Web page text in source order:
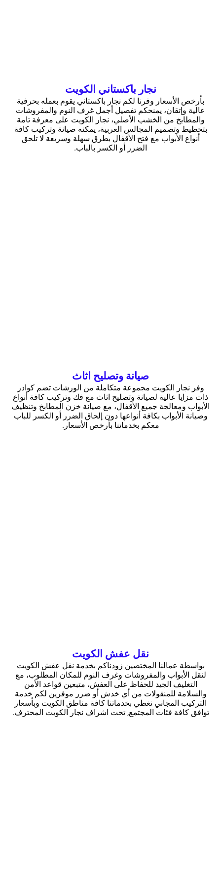
نجار باكستاني الكويت
بأرخص الأسعار وفرنا لكم نجار باكستاني يقوم بعمله بحرفية
عالية وإتقان، يمنحكم تفصيل أجمل غرف النوم والمفروشات
والمطابخ من الخشب الأصلي، نجار الكويت على معرفة تامة
بتخطيط وتصميم المجالس العربية، يمكنه صيانة وتركيب كافة
أنواع الأبواب مع فتح الأقفال بطرق سهلة وسريعة لا تلحق
الضرر أو الكسر بالباب.
صيانة وتصليح اثاث
وفر نجار الكويت مجموعة متكاملة من الورشات تضم كوادر
ذات مزايا عالية لصيانة وتصليح اثاث مع فك وتركيب كافة أنواع
الأبواب ومعالجة جميع الأقفال، مع صيانة خزن المطابخ وتنظيف
وصيانة الأبواب بكافة أنواعها دون إلحاق الضرر أو الكسر للباب
معكم بخدماتنا بأرخص الأسعار.
نقل عفش الكويت
بواسطة عمالنا المختصين زودناكم بخدمة نقل عفش الكويت
لنقل الأبواب والمفروشات وغرف النوم للمكان المطلوب، مع
التغليف الجيد للحفاظ على العفش، متبعين قواعد الأمن
والسلامة للمنقولات من أي خدش أو ضرر موفرين لكم خدمة
التركيب المجاني نغطي بخدماتنا كافة مناطق الكويت وبأسعار
توافق كافة فئات المجتمع, تحت اشراف نجار الكويت المحترف.